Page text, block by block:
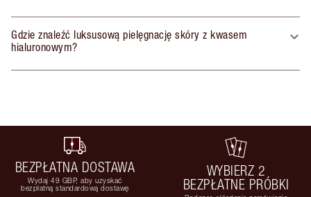
Gdzie znaleźć luksusową pielęgnację skóry z kwasem
hialuronowym?
BEZPŁATNA DOSTAWA
Wydaj 49 GBP, aby uzyskać
bezpłatną standardową dostawę
WYBIERZ 2
BEZPŁATNE PRÓBKI